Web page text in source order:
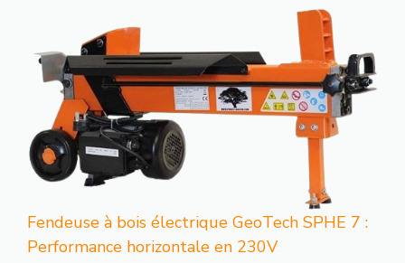
Fendeuse à bois électrique GeoTech SPHE 7 :
Performance horizontale en 230V